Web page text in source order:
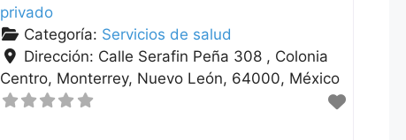
privado
Categoría: Servicios de salud
Dirección: Calle Serafin Peña 308 , Colonia
Centro Monterrey Nuevo León 64000 México